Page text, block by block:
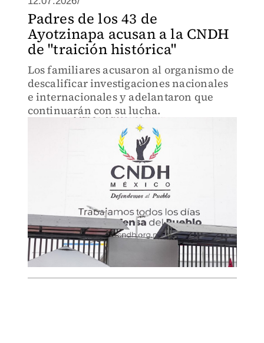
Padres de los 43 de
Ayotzinapa acusan a la CNDH
de "traición histórica"
Los familiares acusaron al organismo de
descalificar investigaciones nacionales
e internacionales y adelantaron que
continuarán con su lucha.